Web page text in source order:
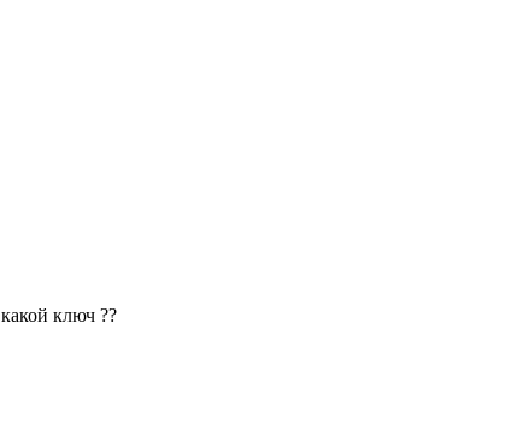
ключ ??